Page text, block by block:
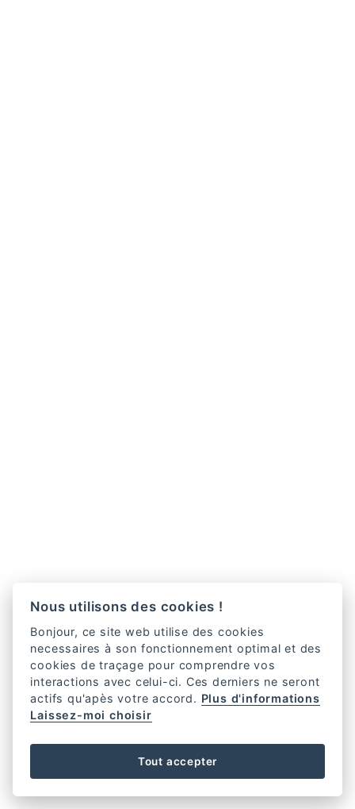
Nous utilisons des cookies !
Bonjour, ce site web utilise des cookies
necessaires à son fonctionnement optimal et des
cookies de traçage pour comprendre vos
interactions avec celui-ci. Ces derniers ne seront
actifs qu'apès votre accord. Plus d'informations
Laissez-moi choisir
Tout accepter